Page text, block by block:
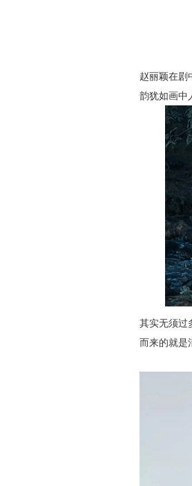
赵丽颖在剧
韵犹如画中
其实无须过
而来的就是